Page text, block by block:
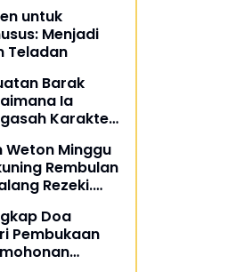
untuk
Menjadi
Teladan
Barak
Ia
Karakter
Weton Minggu
Rembulan
Rezeki.
Doa
Pembukaan